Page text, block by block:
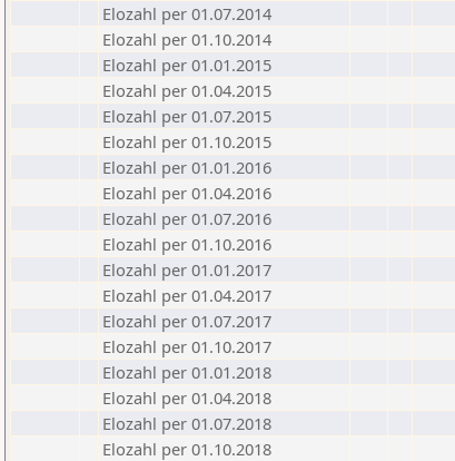
Elozahl per 01.07.2014
Elozahl per 01.10.2014
Elozahl per 01.01.2015
Elozahl per 01.04.2015
Elozahl per 01.07.2015
Elozahl per 01.10.2015
Elozahl per 01.01.2016
Elozahl per 01.04.2016
Elozahl per 01.07.2016
Elozahl per 01.10.2016
Elozahl per 01.01.2017
Elozahl per 01.04.2017
Elozahl per 01.07.2017
Elozahl per 01.10.2017
Elozahl per 01.01.2018
Elozahl per 01.04.2018
Elozahl per 01.07.2018
Elozahl per 01.10.2018